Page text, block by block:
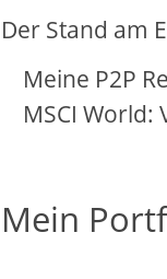
Der Stand am
Meine P2P
MSCI World:
Mein